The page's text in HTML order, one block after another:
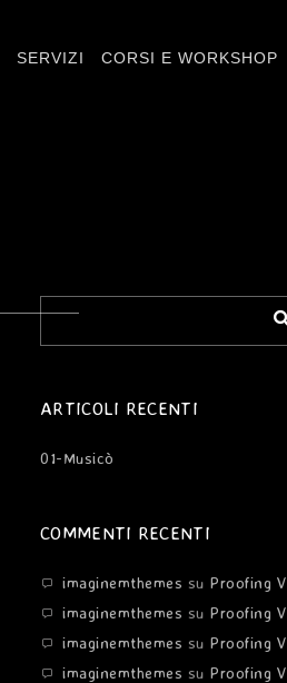
SERVIZI CORSI E WORKSHOP
ARTICOLI RECENTI
01-Musicò
COMMENTI RECENTI
imaginemthemes su Proofing V
imaginemthemes su Proofing V
imaginemthemes su Proofing V
imaginemthemes su Proofing V